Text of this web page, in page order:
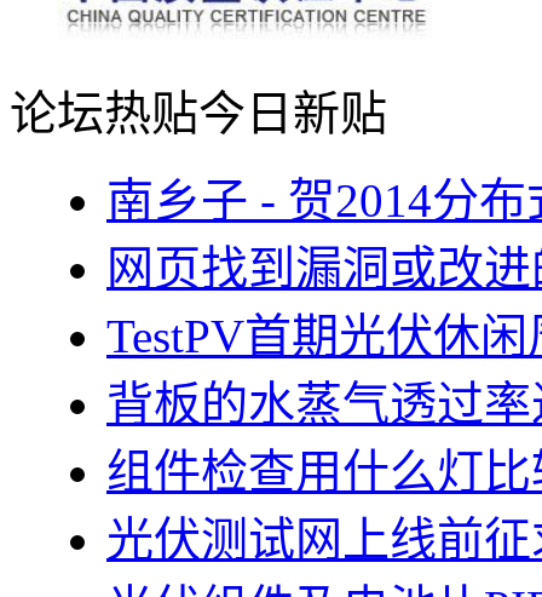
论坛热贴今日新贴
南乡子 - 贺2014分
网页找到漏洞或改
TestPV首期光伏休
背板的水蒸气透过
组件检查用什么灯
光伏测试网上线前